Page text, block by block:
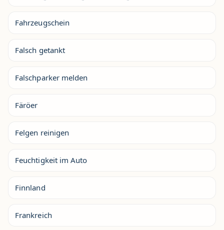
Fahrzeugschein
Falsch getankt
Falschparker melden
Färöer
Felgen reinigen
Feuchtigkeit im Auto
Finnland
Frankreich